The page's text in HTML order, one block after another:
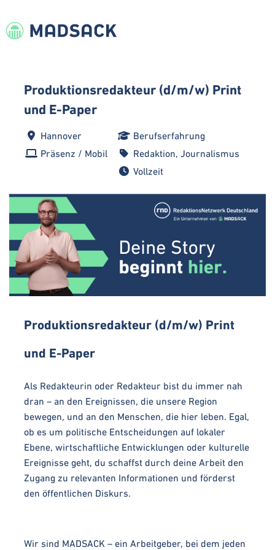
Produktionsredakteur (d/m/w) Print
und E-Paper
Hannover
Präsenz / Mobil
Berufserfahrung
Redaktion, Journalismus
Vollzeit
Produktionsredakteur (d/m/w) Print
und E-Paper
Als Redakteurin oder Redakteur bist du immer nah
dran – an den Ereignissen, die unsere Region
bewegen, und an den Menschen, die hier leben. Egal,
ob es um politische Entscheidungen auf lokaler
Ebene, wirtschaftliche Entwicklungen oder kulturelle
Ereignisse geht, du schaffst durch deine Arbeit den
Zugang zu relevanten Informationen und förderst
den öffentlichen Diskurs.
Wir sind MADSACK – ein Arbeitgeber, bei dem jeden